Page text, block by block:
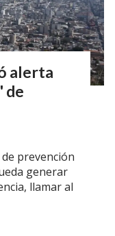
alerta
de
prevención
generar
llamar al